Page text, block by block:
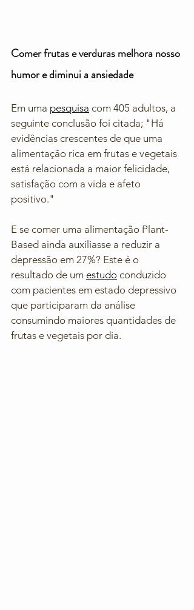
Comer frutas e verduras melhora nosso
humor e diminui a ansiedade
Em uma pesquisa com 405 adultos, a
seguinte conclusão foi citada; "Há
evidências crescentes de que uma
alimentação rica em frutas e vegetais
está relacionada a maior felicidade,
satisfação com a vida e afeto
positivo."
E se comer uma alimentação Plant-
Based ainda auxiliasse a reduzir a
depressão em 27%? Este é o
resultado de um estudo conduzido
com pacientes em estado depressivo
que participaram da análise
consumindo maiores quantidades de
frutas e vegetais por dia.